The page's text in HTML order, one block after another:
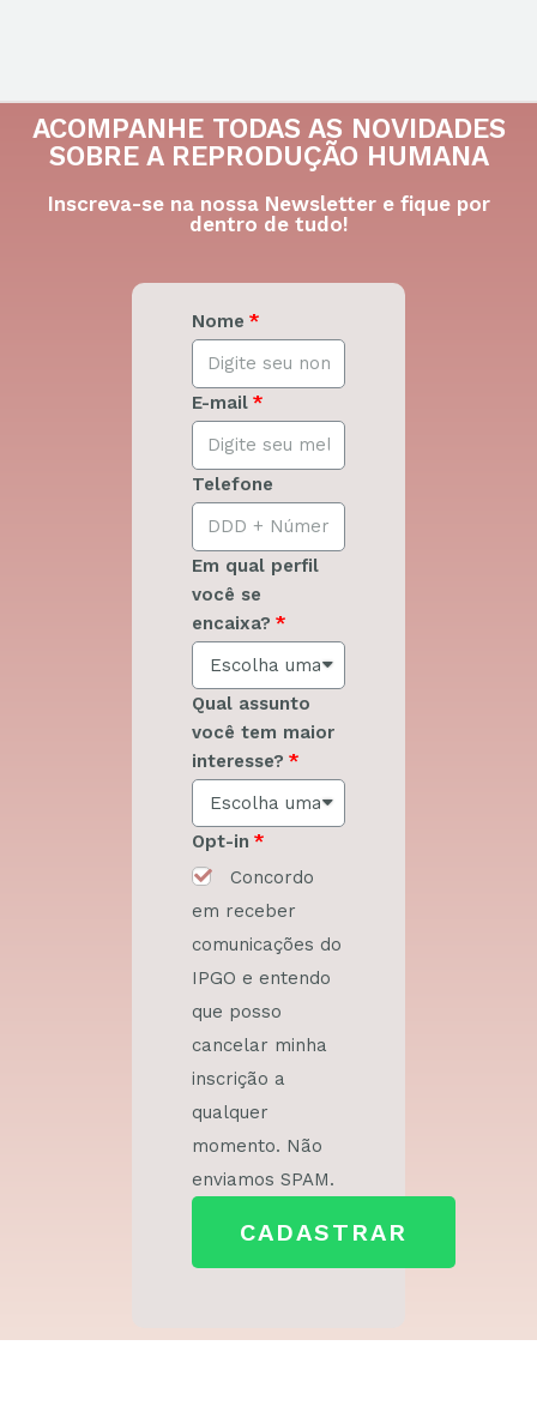
ACOMPANHE TODAS AS NOVIDADES
SOBRE A REPRODUÇÃO HUMANA
Inscreva-se na nossa Newsletter e fique por
dentro de tudo!
Nome
E-mail
Telefone
Em qual perfil
você se
encaixa?
Qual assunto
você tem maior
interesse?
Opt-in
Concordo
em receber
comunicações do
IPGO e entendo
que posso
cancelar minha
inscrição a
qualquer
momento. Não
enviamos SPAM.
CADASTRAR